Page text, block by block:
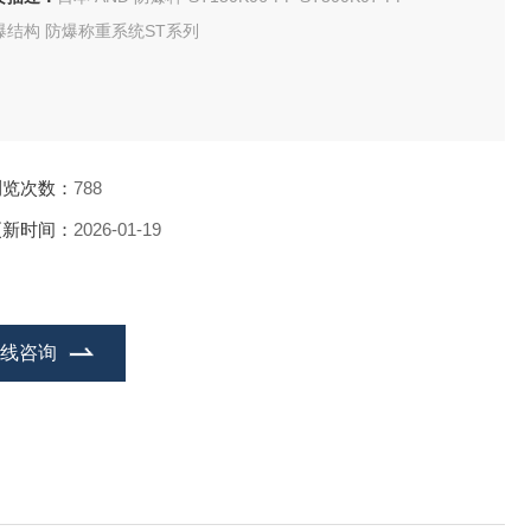
结构 防爆称重系统ST系列
次数： 788
时间： 2026-01-19
咨询